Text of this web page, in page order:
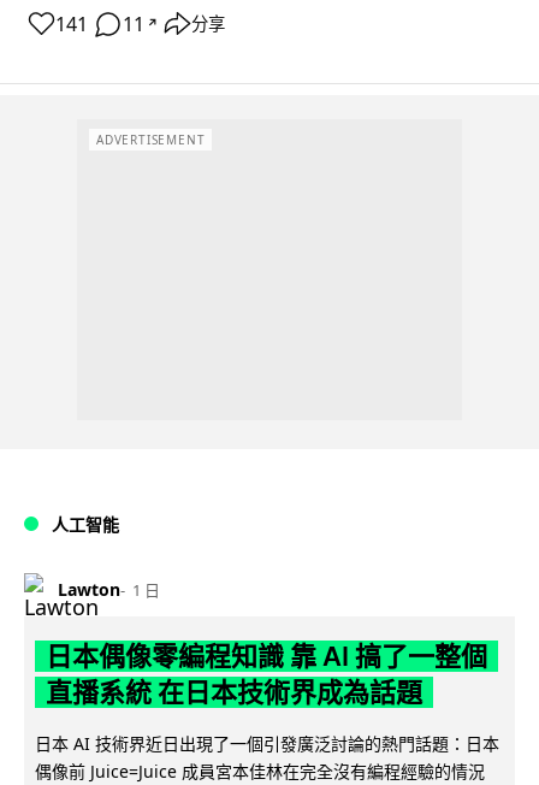
141 11 ↗ 分享
ADVERTISEMENT
人工智能
Lawton 1 日
日本偶像零編程知識 靠 AI 搞了一整個
直播系統 在日本技術界成為話題
日本 AI 技術界近日出現了一個引發廣泛討論的熱門話題：日本
偶像前 Juice=Juice 成員宮本佳林在完全沒有編程經驗的情況